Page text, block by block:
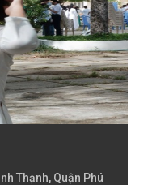
Thạnh, Quận Phú